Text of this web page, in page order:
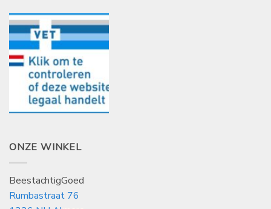
ONZE WINKEL
BeestachtigGoed
Rumbastraat 76